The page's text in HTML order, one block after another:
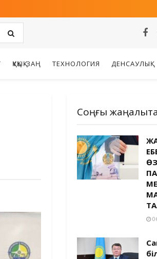
ҚҰҚЫҚ-ЗАҢ ТЕХНОЛОГИЯ ДЕНСАУЛЫҚ
Соңғы